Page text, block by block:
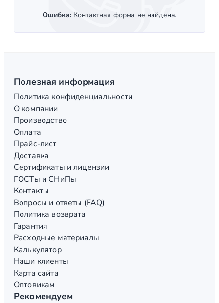
Ошибка:Контактная форма не найдена.
Полезная информация
Политика конфиденциальности
О компании
Производство
Оплата
Прайс-лист
Доставка
Сертификаты и лицензии
ГОСТы и СНиПы
Контакты
Вопросы и ответы (FAQ)
Политика возврата
Гарантия
Расходные материалы
Калькулятор
Наши клиенты
Карта сайта
Оптовикам
Рекомендуем